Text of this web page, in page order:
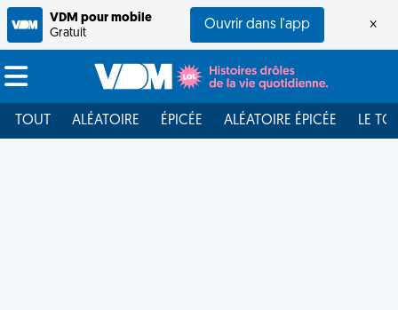
VDM pour mobile
Gratuit
Ouvrir dans l'app ×
TOUT ALÉATOIRE ÉPICÉE ALÉATOIRE ÉPICÉE LE